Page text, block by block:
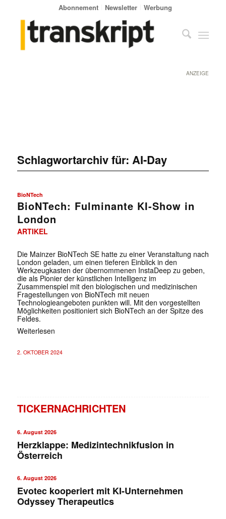
Abonnement Newsletter Werbung
ANZEIGE
Schlagwortarchiv für: AI-Day
BioNTech
BioNTech: Fulminante KI-Show in
London
ARTIKEL
Die Mainzer BioNTech SE hatte zu einer Veranstaltung nach
London geladen, um einen tieferen Einblick in den
Werkzeugkasten der übernommenen InstaDeep zu geben,
die als Pionier der künstlichen Intelligenz im
Zusammenspiel mit den biologischen und medizinischen
Fragestellungen von BioNTech mit neuen
Technologieangeboten punkten will. Mit den vorgestellten
Möglichkeiten positioniert sich BioNTech an der Spitze des
Feldes.
Weiterlesen
2. OKTOBER 2024
TICKERNACHRICHTEN
6. August 2026
Herzklappe: Medizintechnikfusion in
Österreich
6. August 2026
Evotec kooperiert mit KI-Unternehmen
Odyssey Therapeutics